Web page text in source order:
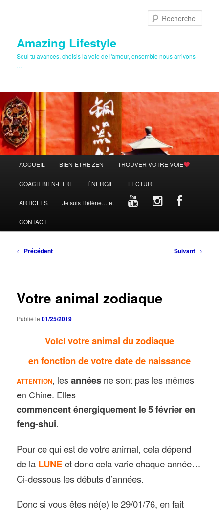
Amazing Lifestyle
Seul tu avances, choisis la voie de l'amour, ensemble nous arrivons
…
principal
ACCUEIL BIEN-ÊTRE ZEN TROUVER VOTRE VOIE
COACH BIEN-ÊTRE ÉNERGIE LECTURE
ARTICLES Je suis Hélène… et
CONTACT
Navigation
← Précédent Suivant →
Votre animal zodiaque
Publié le01/25/2019
Voici votreanimal du zodiaque
en fonction de votre date de naissance
ATTENTION, lesannées ne sont pas les mêmes
en Chine. Elles
commencent énergiquement le5 février en
feng-shui.
Pour ce qui est de votre animal, cela dépend
de la LUNEet donc cela varie chaque année…
Ci-dessous les débuts d’années.
Donc si vous êtes né(e) le 29/01/76, en fait